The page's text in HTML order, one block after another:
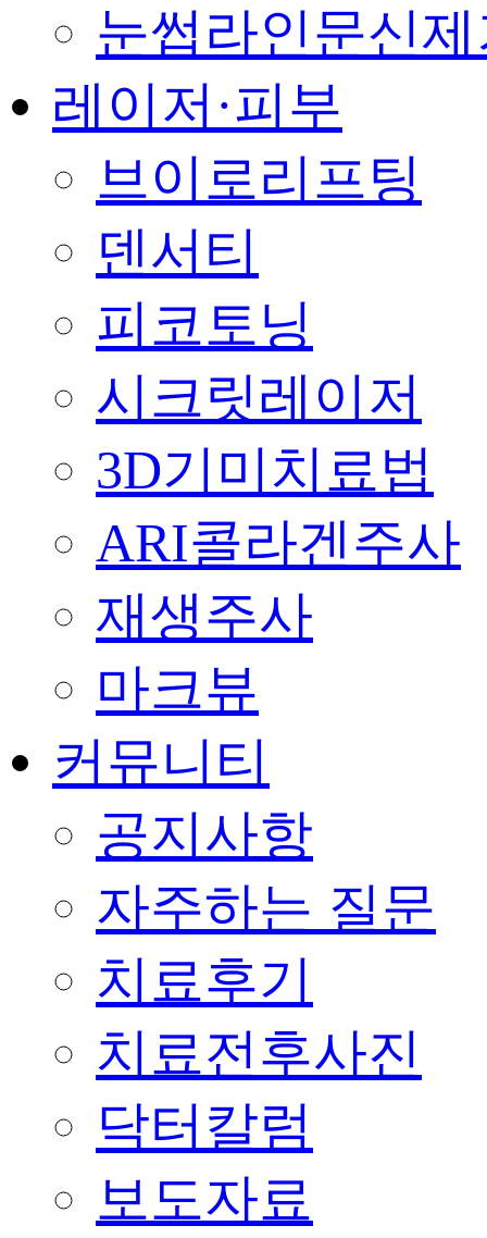
눈썹라인문신
레이저·피부
브이로리프팅
덴서티
피코토닝
시크릿레이저
3D기미치료법
ARI콜라겐주사
재생주사
마크뷰
커뮤니티
공지사항
자주하는 질문
치료후기
치료전후사진
닥터칼럼
보도자료